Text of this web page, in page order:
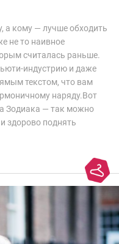
а кому — лучше обходить
не то наивное
считалась раньше.
индустрию и даже
текстом, что вам
наряду.Вот
Зодиака — так можно
здорово поднять